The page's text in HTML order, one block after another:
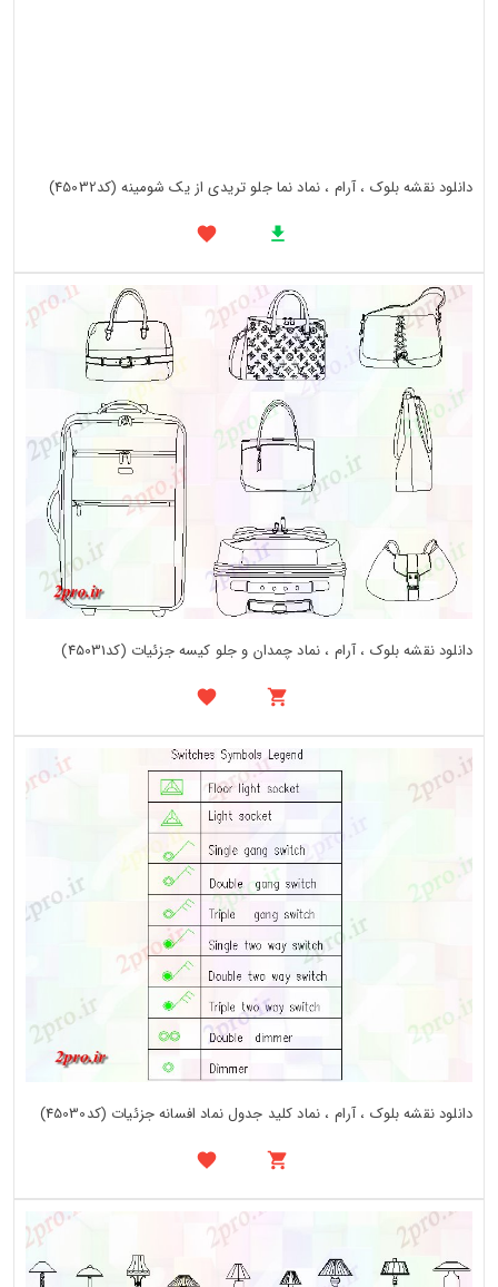
دانلود نقشه بلوک ، آرام ، نماد نما جلو تریدی از یک شومینه (کد45032)
دانلود نقشه بلوک ، آرام ، نماد چمدان و جلو کیسه جزئیات (کد45031)
دانلود نقشه بلوک ، آرام ، نماد کلید جدول نماد افسانه جزئیات (کد45030)